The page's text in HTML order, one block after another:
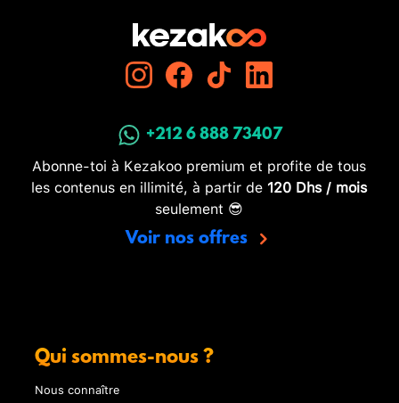
+212 6 888 73407
Abonne-toi à Kezakoo premium et profite de tous
les contenus en illimité, à partir de 120 Dhs / mois
seulement 😎
Voir nos offres
Qui sommes-nous ?
Nous connaître